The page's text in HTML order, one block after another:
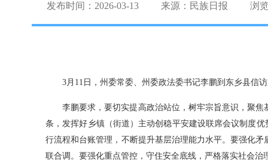
发布时间：2026-03-13 来源：民族日报 浏
3月11日，州委常委、州委政法委书记李鹏到东乡县信
李鹏要求，要切实提高政治站位，树牢宗旨意识，聚
条，发挥好乡镇（街道）主动创稳平安建设联席会议制度
行流程和台账管理，不断提升基层治理能力水平。要强化
联合调。要强化重点管控，守住安全底线，严格落实社会